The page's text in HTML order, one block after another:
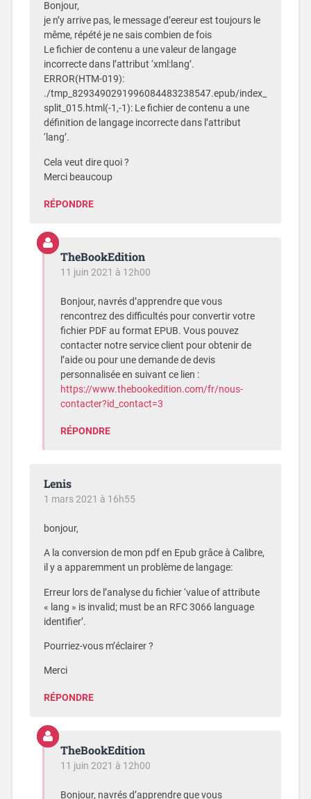
Bonjour,
je n’y arrive pas, le message d’eereur est toujours le
même, répété je ne sais combien de fois
Le fichier de contenu a une valeur de langage
incorrecte dans l’attribut ‘xml:lang’.
ERROR(HTM-019):
./tmp_8293490291996084483238547.epub/index_
split_015.html(-1,-1): Le fichier de contenu a une
définition de langage incorrecte dans l’attribut
‘lang’.
Cela veut dire quoi ?
Merci beaucoup
RÉPONDRE
TheBookEdition
11 juin 2021 à 12h00
Bonjour, navrés d’apprendre que vous
rencontrez des difficultés pour convertir votre
fichier PDF au format EPUB. Vous pouvez
contacter notre service client pour obtenir de
l’aide ou pour une demande de devis
personnalisée en suivant ce lien :
https://www.thebookedition.com/fr/nous-
contacter?id_contact=3
RÉPONDRE
Lenis
1 mars 2021 à 16h55
bonjour,
A la conversion de mon pdf en Epub grâce à Calibre,
il y a apparemment un problème de langage:
Erreur lors de l’analyse du fichier ‘value of attribute
« lang » is invalid; must be an RFC 3066 language
identifier’.
Pourriez-vous m’éclairer ?
Merci
RÉPONDRE
TheBookEdition
11 juin 2021 à 12h00
Bonjour, navrés d’apprendre que vous